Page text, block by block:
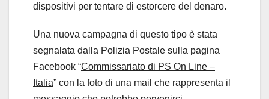
dispositivi per tentare di estorcere del denaro.
Una nuova campagna di questo tipo è stata
segnalata dalla Polizia Postale sulla pagina
Facebook “Commissariato di PS On Line –
Italia” con la foto di una mail che rappresenta il